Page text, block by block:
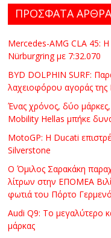
ΠΡΟΣΦΑΤΑ
Mercedes-AMG CLA 45: Η
Nürburgring με 7:32.070
BYD DOLPHIN SURF:
λαχειοφόρου αγοράς
Ένας χρόνος, δύο
Mobility Hellas μπήκε
MotoGP: Η Ducati
Silverstone
Ο Όμιλος Σαρακάκη
λίτρων στην ΕΠΟΜΕΑ
φωτιά του Πόρτο Γερμενό
Audi Q9: Το μεγαλύτερο
μάρκας